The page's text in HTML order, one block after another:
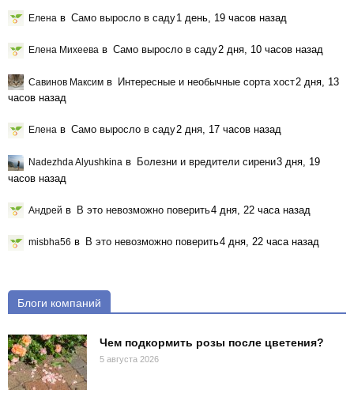
Елена в Само выросло в саду1 день, 19 часов назад
Елена Михеева в Само выросло в саду2 дня, 10 часов назад
Савинов Максим в Интересные и необычные сорта хост2 дня, 13
часов назад
Елена в Само выросло в саду2 дня, 17 часов назад
Nadezhda Alyushkina в Болезни и вредители сирени3 дня, 19
часов назад
Андрей в В это невозможно поверить4 дня, 22 часа назад
misbha56 в В это невозможно поверить4 дня, 22 часа назад
Блоги компаний
Чем подкормить розы после цветения?
5 августа 2026